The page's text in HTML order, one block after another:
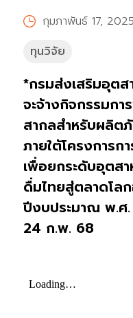
กุมภาพันธ์ 17, 2025
ทุนวิจัย
*กรมส่งเสริมอุตส
จะจ้างกิจกรรมก
สากลสำหรับผลิต
ภายใต้โครงการก
เพื่อยกระดับอุตสา
ดื่มไทยสู่ตลาดโล
ปีงบประมาณ พ.ศ
24 ก.พ. 68